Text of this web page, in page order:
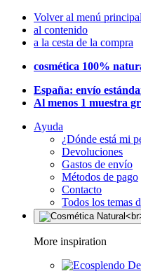
Volver al menú principal
al contenido
a la cesta de la compra
cosmética 100%
España: envío
Al menos 1 muestra
Ayuda
¿Dónde está mi
Devoluciones
Gastos de envío
Métodos de pago
Contacto
Todos los temas
More inspiration